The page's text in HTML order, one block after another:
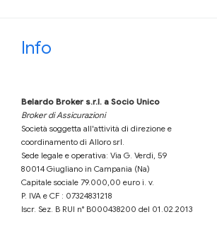
Info
Belardo Broker s.r.l. a Socio Unico
Broker di Assicurazioni
Società soggetta all'attività di direzione e
coordinamento di Alloro srl.
Sede legale e operativa: Via G. Verdi, 59
80014 Giugliano in Campania (Na)
Capitale sociale 79.000,00 euro i. v.
P. IVA e CF : 07324831218
Iscr. Sez. B RUI n° B000438200 del 01.02.2013